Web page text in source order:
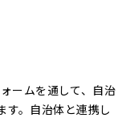
ームを通して、自治
す。自治体と連携し